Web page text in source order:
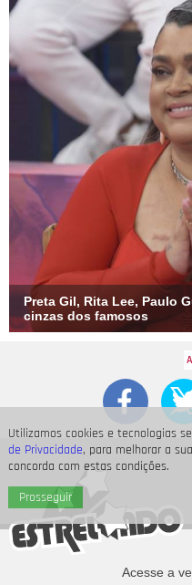
Utilizamos cookies e tecnologias
de Privacidade, para melhorar a
concorda com estas condições.
Prosseguir
Preta Gil, Rita Lee, Paulo
cinzas dos famosos
Acesse a